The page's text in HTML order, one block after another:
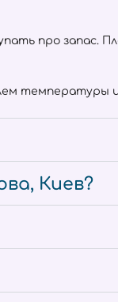
про
температуры
Киев?